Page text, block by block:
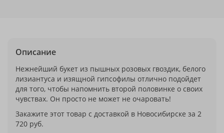
Описание
Нежнейший букет из пышных розовых гвоздик, белого
лизиантуса и изящной гипсофилы отлично подойдет
для того, чтобы напомнить второй половинке о своих
чувствах. Он просто не может не очаровать!
Закажите этот товар с доставкой в Новосибирске за 2
720 руб.